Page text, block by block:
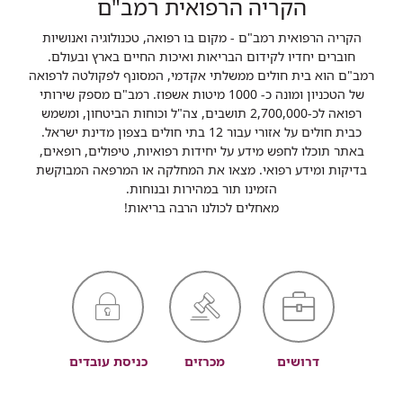
הקריה הרפואית רמב"ם
הקריה הרפואית רמב"ם - מקום בו רפואה, טכנולוגיה ואנושיות
חוברים יחדיו לקידום הבריאות ואיכות החיים בארץ ובעולם.
רמב"ם הוא בית חולים ממשלתי אקדמי, המסונף לפקולטה לרפואה
של הטכניון ומונה כ- 1000 מיטות אשפוז. רמב"ם מספק שירותי
רפואה לכ-2,700,000 תושבים, צה"ל וכוחות הביטחון, ומשמש
כבית חולים על אזורי עבור 12 בתי חולים בצפון מדינת ישראל.
באתר תוכלו לחפש מידע על יחידות רפואיות, טיפולים, רופאים,
בדיקות ומידע רפואי. מצאו את המחלקה או המרפאה המבוקשת
הזמינו תור במהירות ובנוחות.
מאחלים לכולנו הרבה בריאות!
דרושים מכרזים כניסת עובדים